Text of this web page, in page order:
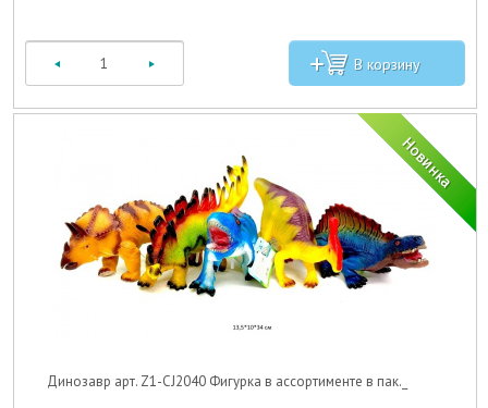
Динозавр арт. Z1-CJ2040 Фигурка в ассортименте в пак._